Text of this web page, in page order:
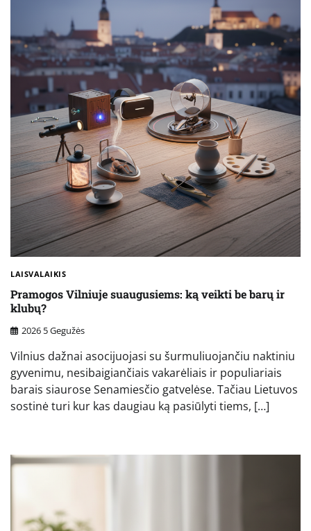
LAISVALAIKIS
Pramogos Vilniuje suaugusiems: ką veikti be barų ir
klubų?
2026 5 Gegužės
Vilnius dažnai asocijuojasi su šurmuliuojančiu naktiniu
gyvenimu, nesibaigiančiais vakarėliais ir populiariais
barais siaurose Senamiesčio gatvelėse. Tačiau Lietuvos
sostinė turi kur kas daugiau ką pasiūlyti tiems, […]